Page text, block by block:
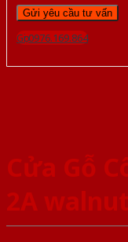
Gọi 0976.169.864
Cửa Gỗ
2A walnut